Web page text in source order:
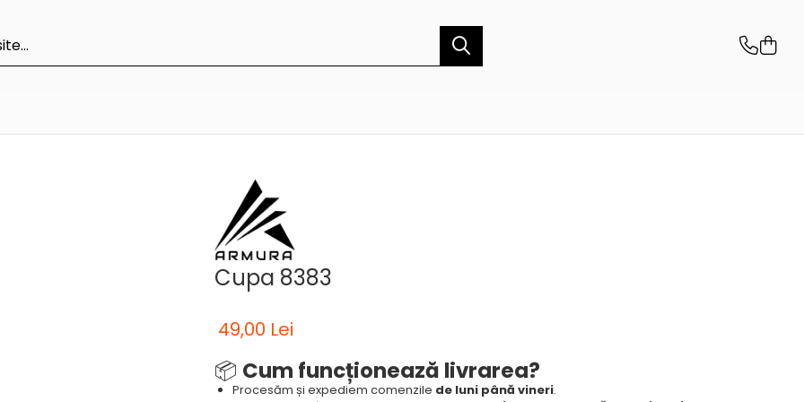
Cupa 8383
49,00 Lei
📦 Cum funcționează livrarea?
Procesăm și expediem comenzile de luni până vineri.